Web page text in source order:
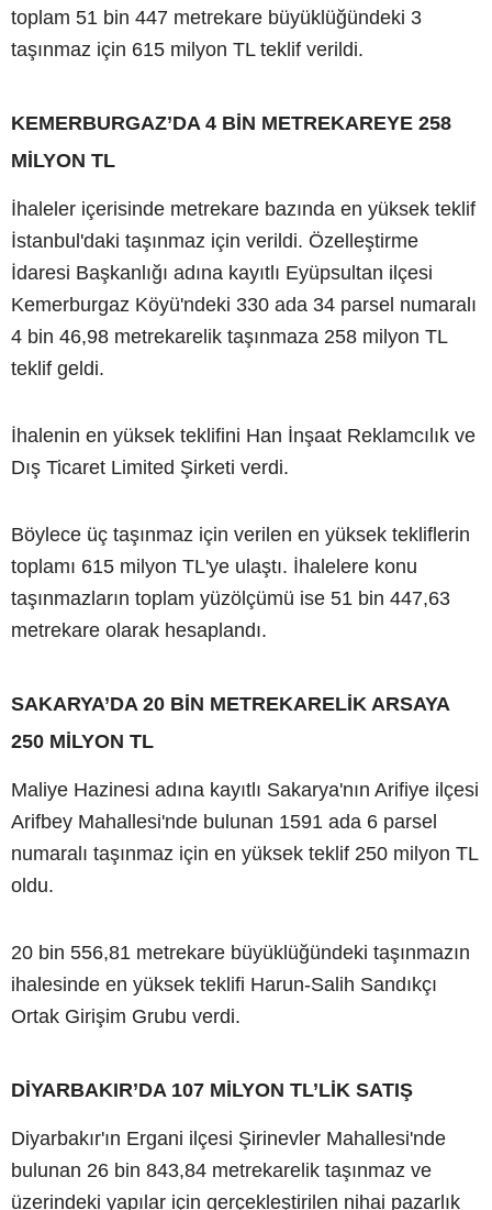
toplam 51 bin 447 metrekare büyüklüğündeki 3
taşınmaz için 615 milyon TL teklif verildi.
KEMERBURGAZ’DA 4 BİN METREKAREYE 258
MİLYON TL
İhaleler içerisinde metrekare bazında en yüksek teklif
İstanbul'daki taşınmaz için verildi. Özelleştirme
İdaresi Başkanlığı adına kayıtlı Eyüpsultan ilçesi
Kemerburgaz Köyü'ndeki 330 ada 34 parsel numaralı
4 bin 46,98 metrekarelik taşınmaza 258 milyon TL
teklif geldi.
İhalenin en yüksek teklifini Han İnşaat Reklamcılık ve
Dış Ticaret Limited Şirketi verdi.
Böylece üç taşınmaz için verilen en yüksek tekliflerin
toplamı 615 milyon TL'ye ulaştı. İhalelere konu
taşınmazların toplam yüzölçümü ise 51 bin 447,63
metrekare olarak hesaplandı.
SAKARYA’DA 20 BİN METREKARELİK ARSAYA
250 MİLYON TL
Maliye Hazinesi adına kayıtlı Sakarya'nın Arifiye ilçesi
Arifbey Mahallesi'nde bulunan 1591 ada 6 parsel
numaralı taşınmaz için en yüksek teklif 250 milyon TL
oldu.
20 bin 556,81 metrekare büyüklüğündeki taşınmazın
ihalesinde en yüksek teklifi Harun-Salih Sandıkçı
Ortak Girişim Grubu verdi.
DİYARBAKIR’DA 107 MİLYON TL’LİK SATIŞ
Diyarbakır'ın Ergani ilçesi Şirinevler Mahallesi'nde
bulunan 26 bin 843,84 metrekarelik taşınmaz ve
üzerindeki yapılar için gerçekleştirilen nihai pazarlık